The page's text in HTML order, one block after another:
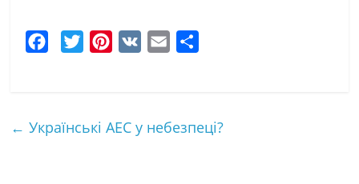
b
t
e
l
к
← Українські АЕС у небезпеці?